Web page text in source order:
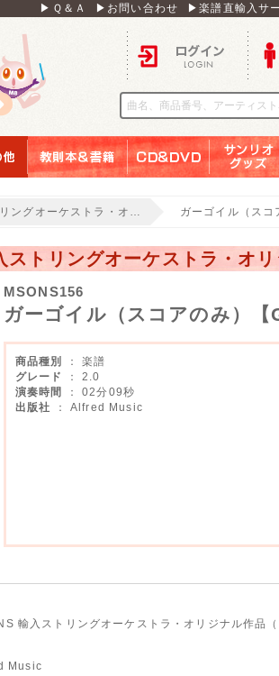
▶Ｑ＆Ａ ▶お問い合わせ ▶楽譜直輸入サ
ングオーケストラ・オ… ガーゴイル（ス
ストリングオーケストラ・オ
MSONS156
ガーゴイル（スコアのみ）【
商品種別
： 楽譜
グレード
： 2.0
演奏時間
： 02分09秒
出版社
： Alfred Music
輸入ストリングオーケストラ・オリジナル作品（
Music